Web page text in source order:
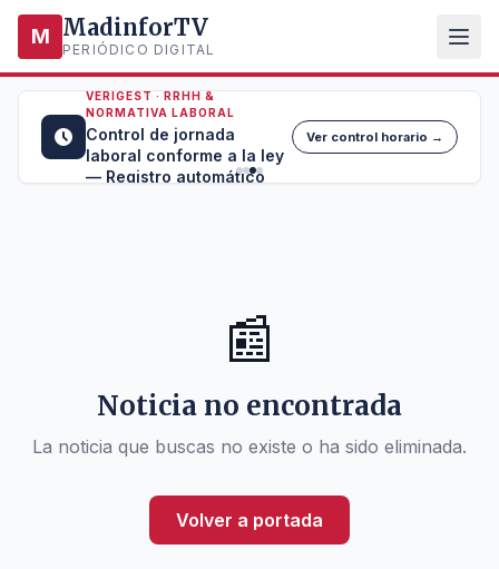
M MadinforTV
PERIÓDICO DIGITAL
VERIGEST · RRHH &
NORMATIVA LABORAL
Control de jornada
laboral conforme a la ley
— Registro automático
Ver control horario →
📰
Noticia no encontrada
La noticia que buscas no existe o ha sido eliminada.
Volver a portada